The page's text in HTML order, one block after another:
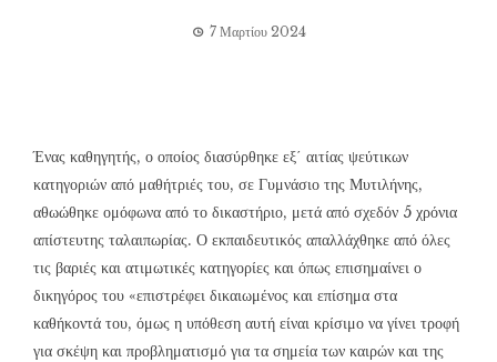
7 Μαρτίου 2024
Ένας καθηγητής, ο οποίος διασύρθηκε εξ΄ αιτίας ψεύτικων
κατηγοριών από μαθήτριές του, σε Γυμνάσιο της Μυτιλήνης,
αθωώθηκε ομόφωνα από το δικαστήριο, μετά από σχεδόν 5 χρόνια
απίστευτης ταλαιπωρίας. Ο εκπαιδευτικός απαλλάχθηκε από όλες
τις βαριές και ατιμωτικές κατηγορίες και όπως επισημαίνει ο
δικηγόρος του «επιστρέφει δικαιωμένος και επίσημα στα
καθήκοντά του, όμως η υπόθεση αυτή είναι κρίσιμο να γίνει τροφή
για σκέψη και προβληματισμό για τα σημεία των καιρών και της